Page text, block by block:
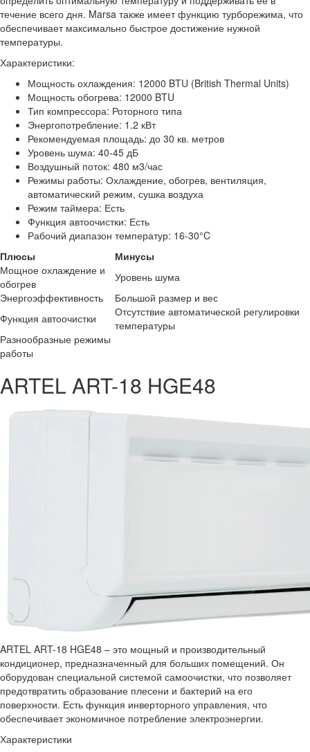
течение всего дня. Marsa также имеет функцию турборежима, что
обеспечивает максимально быстрое достижение нужной
температуры.
Характеристики:
Мощность охлаждения: 12000 BTU (British Thermal Units)
Мощность обогрева: 12000 BTU
Тип компрессора: Роторного типа
Энергопотребление: 1.2 кВт
Рекомендуемая площадь: до 30 кв. метров
Уровень шума: 40-45 дБ
Воздушный поток: 480 м3/час
Режимы работы: Охлаждение, обогрев, вентиляция,
автоматический режим, сушка воздуха
Режим таймера: Есть
Функция автоочистки: Есть
Рабочий диапазон температур: 16-30°C
Плюсы
Минусы
Мощное охлаждение и
обогрев
Уровень шума
Энергоэффективность
Большой размер и вес
Функция автоочистки
Отсутствие автоматической регулировки
температуры
Разнообразные режимы
работы
ARTEL ART-18 HGE48
ARTEL ART-18 HGE48 – это мощный и производительный
кондиционер, предназначенный для больших помещений. Он
оборудован специальной системой самоочистки, что позволяет
предотвратить образование плесени и бактерий на его
поверхности. Есть функция инверторного управления, что
обеспечивает экономичное потребление электроэнергии.
Характеристики